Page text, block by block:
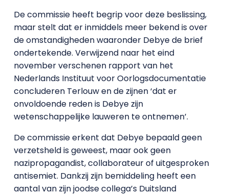
De commissie heeft begrip voor deze beslissing,
maar stelt dat er inmiddels meer bekend is over
de omstandigheden waaronder Debye de brief
ondertekende. Verwijzend naar het eind
november verschenen rapport van het
Nederlands Instituut voor Oorlogsdocumentatie
concluderen Terlouw en de zijnen ‘dat er
onvoldoende reden is Debye zijn
wetenschappelijke lauweren te ontnemen’.
De commissie erkent dat Debye bepaald geen
verzetsheld is geweest, maar ook geen
nazipropagandist, collaborateur of uitgesproken
antisemiet. Dankzij zijn bemiddeling heeft een
aantal van zijn joodse collega’s Duitsland